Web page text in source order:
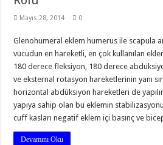
Mayıs 28, 2014 0
Glenohumeral eklem humerus ile scapula
vücudun en hareketli, en çok kullanılan
180 derece fleksiyon, 180 derece
ve eksternal rotasyon hareketlerinin yanı
horizontal abdüksiyon hareketleri de
yapıya sahip olan bu eklemin
cuff kasları negatif eklem içi basınç ve
Devamını Oku